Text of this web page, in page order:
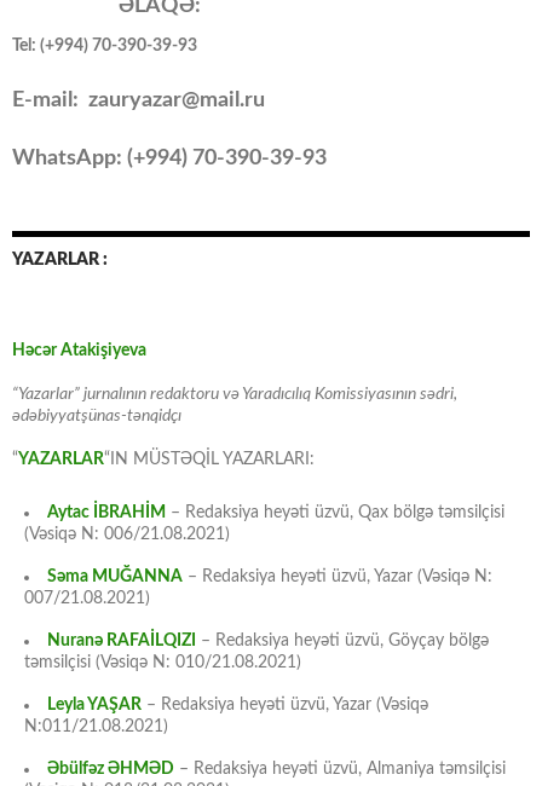
ƏLAQƏ:
Tel: (+994) 70-390-39-93
E-mail: zauryazar@mail.ru
WhatsApp: (+994) 70-390-39-93
YAZARLAR :
Həcər Atakişiyeva
“Yazarlar” jurnalının redaktoru və Yaradıcılıq Komissiyasının sədri,
ədəbiyyatşünas-tənqidçı
“YAZARLAR“IN MÜSTƏQİL YAZARLARI:
Aytac İBRAHİM – Redaksiya heyəti üzvü, Qax bölgə təmsilçisi
(Vəsiqə N: 006/21.08.2021)
Səma MUĞANNA – Redaksiya heyəti üzvü, Yazar (Vəsiqə N:
007/21.08.2021)
Nuranə RAFAİLQIZI
– Redaksiya heyəti üzvü, Göyçay bölgə
təmsilçisi (Vəsiqə N: 010/21.08.2021)
Leyla YAŞAR – Redaksiya heyəti üzvü, Yazar (Vəsiqə
N:011/21.08.2021)
Əbülfəz ƏHMƏD – Redaksiya heyəti üzvü, Almaniya təmsilçisi